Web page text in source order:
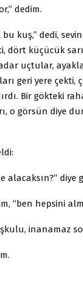
dedim.
kuş,” dedi,
dört küçücük
uçtular,
geri yere çekti,
Bir gökteki
o görsün diye
alacaksın?” diye
“ben hepsini
inanamaz